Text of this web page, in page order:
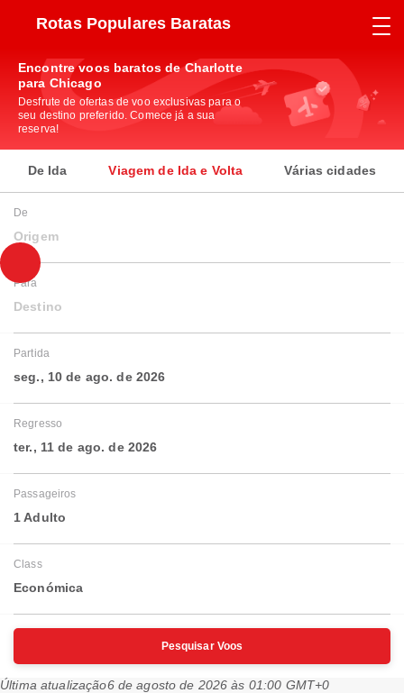
Rotas Populares Baratas
Encontre voos baratos de Charlotte
para Chicago
Desfrute de ofertas de voo exclusivas para o
seu destino preferido. Comece já a sua
reserva!
De Ida Viagem de Ida e Volta Várias cidades
De
Origem
Para
Destino
Partida
seg., 10 de ago. de 2026
Regresso
ter., 11 de ago. de 2026
Passageiros
1 Adulto
Class
Económica
Pesquisar Voos
Última atualização6 de agosto de 2026 às 01:00 GMT+0